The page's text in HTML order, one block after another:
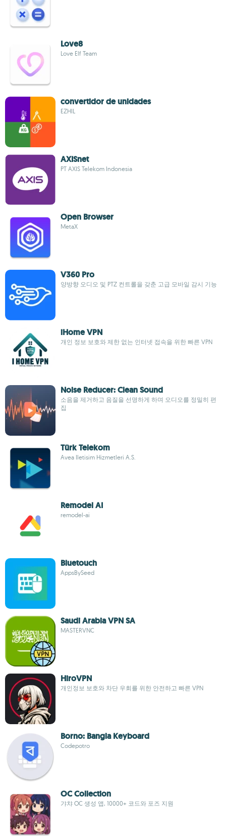
Love8
Love Elf Team
convertidor de unidades
EZHIL
AXISnet
PT AXIS Telekom Indonesia
Open Browser
MetaX
V360 Pro
양방향 오디오 및 PTZ 컨트롤을 갖춘 고급 모바일 감시 기능
iHome VPN
개인 정보 보호와 제한 없는 인터넷 접속을 위한 빠른 VPN
Noise Reducer: Clean Sound
소음을 제거하고 음질을 선명하게 하며 오디오를 정밀히 편
집
Türk Telekom
Avea Iletisim Hizmetleri A.S.
Remodel AI
remodel-ai
Bluetouch
AppsBySeed
Saudi Arabia VPN SA
MASTERVNC
HiroVPN
개인정보 보호와 차단 우회를 위한 안전하고 빠른 VPN
Borno: Bangla Keyboard
Codepotro
OC Collection
갸챠 OC 생성 앱, 10000+ 코드와 포즈 지원